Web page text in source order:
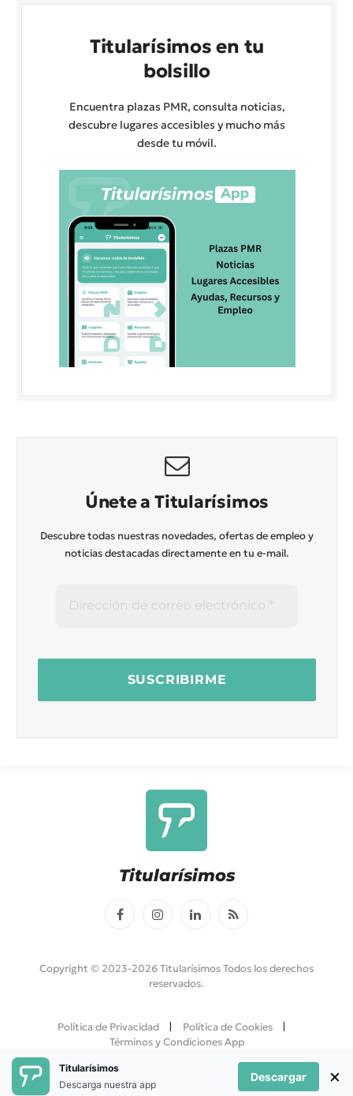
Titularísimos en tu
bolsillo
Encuentra plazas PMR, consulta noticias,
descubre lugares accesibles y mucho más
desde tu móvil.
Únete a Titularísimos
Descubre todas nuestras novedades, ofertas de empleo y
noticias destacadas directamente en tu e-mail.
Titularísimos
FacebookInstagramLinkedInRSS
Copyright © 2023-2026 Titularísimos Todos los derechos
reservados.
Política de Privacidad
Política de Cookies
Términos y Condiciones App
Titularísimos
Descarga nuestra app
Descargar ×